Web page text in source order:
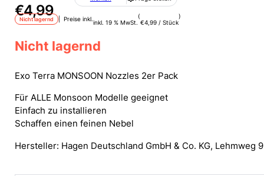
€4,99
Nicht lagernd | Preise inkl.inkl. 19 % MwSt.
(
€4,99 /Stück
)
Nicht lagernd
Exo Terra MONSOON Nozzles 2er Pack
Für ALLE Monsoon Modelle geeignet
Einfach zu installieren
Schaffen einen feinen Nebel
Hersteller: Hagen Deutschland GmbH & Co. KG,